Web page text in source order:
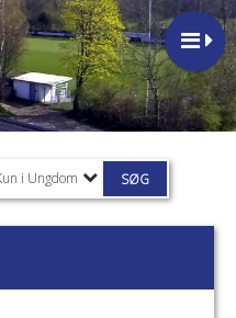
i Ungdom